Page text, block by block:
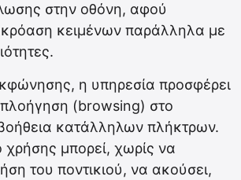
στην οθόνη, αφού
κειμένων παράλληλα με
η υπηρεσία προσφέρει
(browsing) στο
κατάλληλων πλήκτρων.
μπορεί, χωρίς να
του ποντικιού, να ακούσει,